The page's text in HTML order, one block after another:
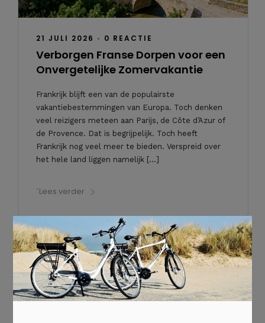
21 JULI 2026 • 0 REACTIE
Verborgen Franse Dorpen voor een
Onvergetelijke Zomervakantie
Frankrijk blijft een van de populairste
vakantiebestemmingen van Europa. Toch denken
veel reizigers meteen aan Parijs, de Côte d’Azur of
de Provence. Dat is begrijpelijk. Toch heeft
Frankrijk nog veel meer te bieden. Verspreid over
het hele land liggen namelijk […]
`Lees verder
×